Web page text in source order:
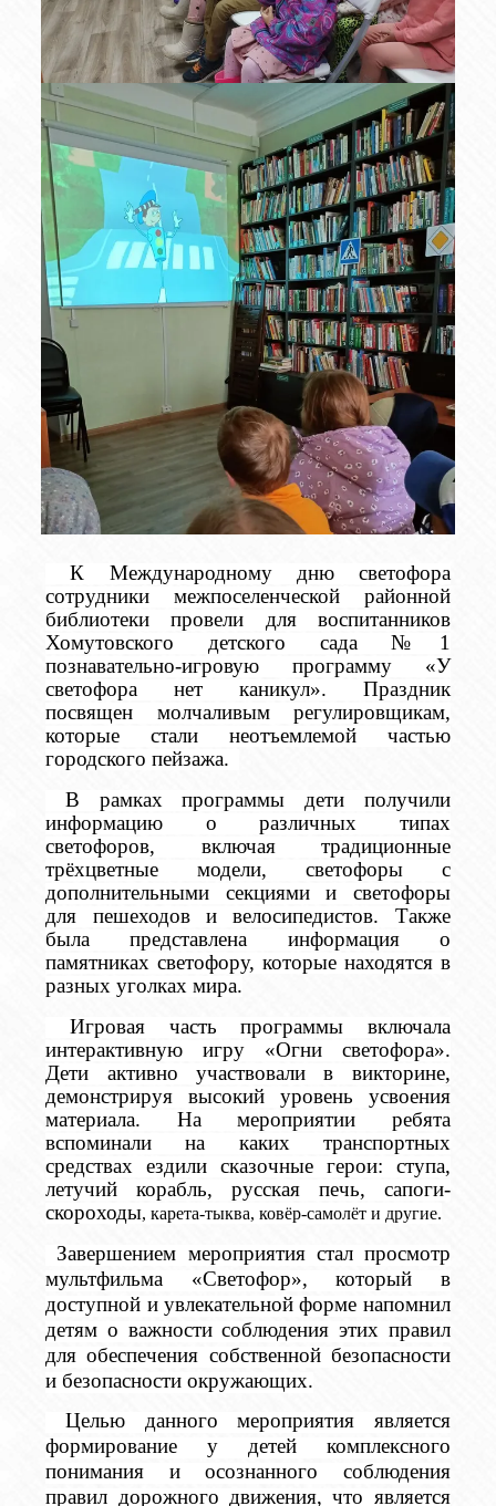
К Международному дню светофора
сотрудники межпоселенческой районной
библиотеки провели для воспитанников
Хомутовского детского сада №1
познавательно-игровую программу «У
светофора нет каникул». Праздник
посвящен молчаливым регулировщикам,
которые стали неотъемлемой частью
городского пейзажа.
В рамках программы дети получили
информацию о различных типах
светофоров, включая традиционные
трёхцветные модели, светофоры с
дополнительными секциями и светофоры
для пешеходов и велосипедистов. Также
была представлена информация о
памятниках светофору, которые находятся в
разных уголках мира.
Игровая часть программы включала
интерактивную игру «Огни светофора».
Дети активно участвовали в викторине,
демонстрируя высокий уровень усвоения
материала. На мероприятии ребята
вспоминали на каких транспортных
средствах ездили сказочные герои: ступа,
летучий корабль, русская печь, сапоги-
скороходы, карета-тыква, ковёр-самолёт и другие.
Завершением мероприятия стал просмотр
мультфильма «Светофор», который в
доступной и увлекательной форме напомнил
детям о важности соблюдения этих правил
для обеспечения собственной безопасности
и безопасности окружающих.
Целью данного мероприятия является
формирование у детей комплексного
понимания и осознанного соблюдения
правил дорожного движения, что является